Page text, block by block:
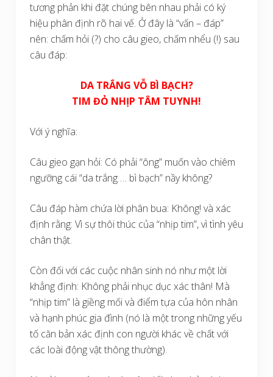
tương phản khi đặt chúng bên nhau phải có ký
hiệu phân định rõ hai vế. Ở đây là “vấn – đáp”
nên: chấm hỏi (?) cho câu gieo, chấm nhểu (!) sau
câu đáp:
DA TRẮNG VỖ BÌ BẠCH?
TIM ĐỎ NHỊP TÂM TUYNH!
Với ý nghĩa:
Câu gieo gạn hỏi: Có phải “ông” muốn vào chiêm
ngưỡng cái “da trắng … bì bạch” nầy không?
Câu đáp hàm chứa lời phân bua: Không! và xác
định rằng: Vì sự thôi thúc của “nhịp tim”, vì tình yêu
chân thật.
Còn đối với các cuộc nhân sinh nó như một lời
khẳng định: Không phải nhục dục xác thân! Mà
“nhịp tim” là giềng mối và điểm tựa của hôn nhân
và hạnh phúc gia đình (nó là một trong những yếu
tố căn bản xác định con người khác về chất với
các loài động vật thông thường).